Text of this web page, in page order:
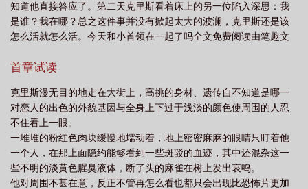
知道他直接答应了。第二天克里斯看着床上的另一位陷入深思：我
是谁？我在哪？总之这件事并没有掀起太大的波澜，克里斯还是该
怎么活就怎么活。今天和小首领在一起了吗全文免费阅读由笔趣文
分享给您的好友一起来笔趣文学免费阅读。魔蝎小说
首章试读
克里斯漫无目的地走在大街上，高挑的身材、遗传自不知道是哪一
对恋人的出色的外貌基因与全身上下过于浅淡的颜色使周围的人忍
不住看上一眼。
一堆堆的粉红色肉块缓慢地蠕动着，地上密密麻麻的眼睛只盯着他
一个人，在那上面隐约能够看到一些斑驳的血迹，其中还混杂这一
些不明的淡黄色腥臭液体，断了头的麻雀在树上发出哀鸣。
他对周围不甚在意，反正不管再怎么看也都只会出现比恐怖片更加